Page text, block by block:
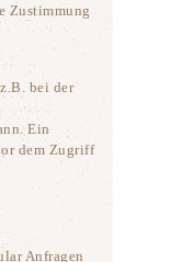
Zustimmung
bei der
Ein
dem Zugriff
Anfragen